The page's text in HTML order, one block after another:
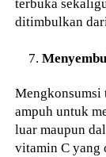
ditimbulkan
Mengkonsumsi
ampuh untuk
luar maupun
vitamin C